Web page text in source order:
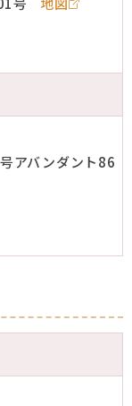
アバンダント86